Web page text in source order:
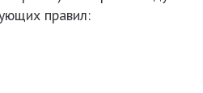
правил: